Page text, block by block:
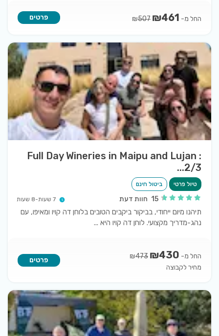
החל מ- ₪461
507 פרטים
Full Day Wineries in Maipu and Lujan :
2/3...
טיול פרטי ביטול חינם
15 חוות דעת 7 שעות-8 שעות
תיהנו מיום ייחודי, בביקור ביקבים הטובים בלוחן דה קויו ומאיפו, עם
נהג-מדריך מקצועי. לוחן דה קויו היא ...
החל מ- ₪430
473
מחיר לקבוצה
פרטים